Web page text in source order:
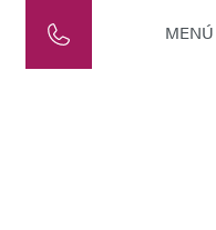
MENÚ